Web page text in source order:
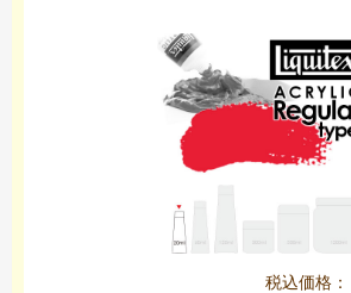
税込価格：